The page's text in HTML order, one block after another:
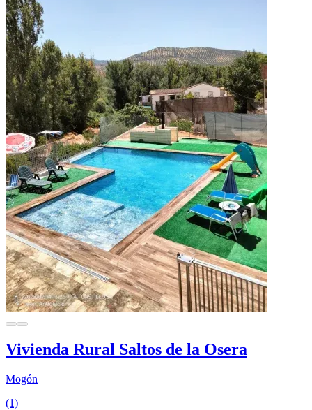
Vivienda Rural Saltos de la Osera
Mogón
(1)